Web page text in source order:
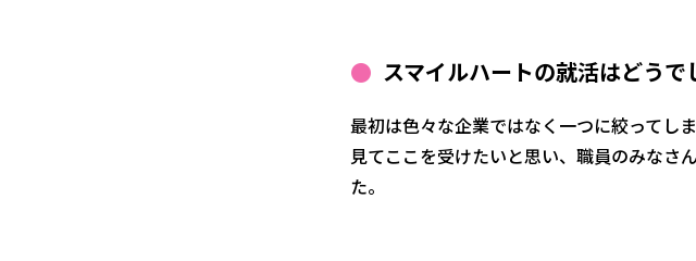
スマイルハートの就活はどうで
最初は色々な企業ではなく一つに絞ってし
見てここを受けたいと思い、職員のみなさ
た。